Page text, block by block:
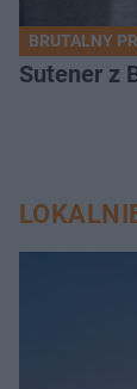
BRUTALNY
Sutener z